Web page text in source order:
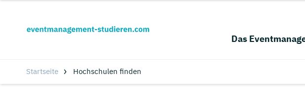
Das
Startseite Hochschulen finden